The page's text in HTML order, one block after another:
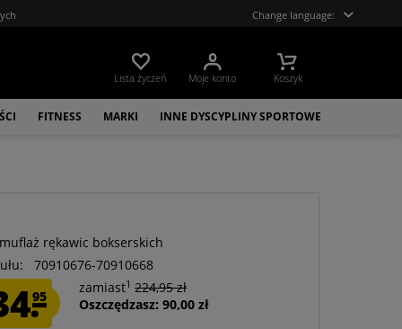
Change language:
Lista życzeń Moje konto Koszyk
FITNESS MARKI INNE DYSCYPLINY SPORTOWE
rękawic bokserskich
70910676-70910668
95
zamiast1 224,95 zł
Oszczędzasz: 90,00 zł